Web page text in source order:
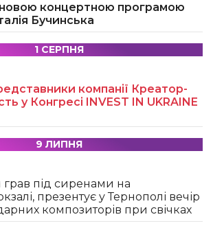
новою концертною програмою
Бучинська
1 СЕРПНЯ
компанії Креатор-
у Конгресі INVEST IN UKRAINE
9 ЛИПНЯ
грав під сиренами на
презентує у Тернополі вечір
композиторів при свічках